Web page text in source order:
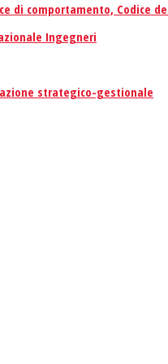
di comportamento, Codice
Ingegneri
strategico-gestionale